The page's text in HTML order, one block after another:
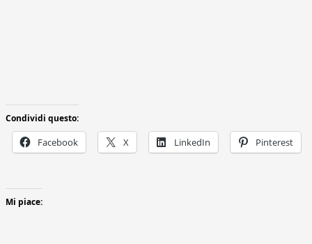
Condividi questo:
Facebook X LinkedIn Pinterest
Mi piace: